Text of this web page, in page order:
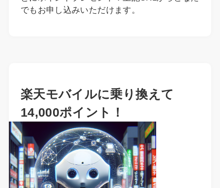
でもお申し込みいただけます。
楽天モバイルに乗り換えて
14,000ポイント！